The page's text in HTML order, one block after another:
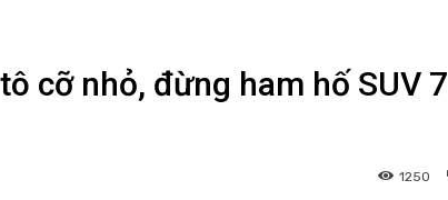
cỡ nhỏ, đừng ham hố SUV 7
1250